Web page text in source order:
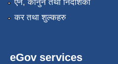
एन, कानुन तथा निर्देशिका
कर तथा शुल्कहरु
eGov services